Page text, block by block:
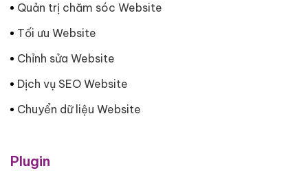
Quản trị chăm sóc Website
Tối ưu Website
Chỉnh sửa Website
Dịch vụ SEO Website
Chuyển dữ liệu Website
Plugin